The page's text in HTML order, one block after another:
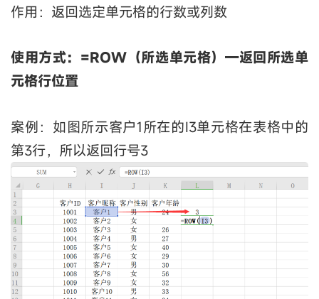
作用：返回选定单元格的行数或列数
使用方式：=ROW（所选单元格）—返回所选单
元格行位置
案例：如图所示客户1所在的I3单元格在表格中的
第3行，所以返回行号3